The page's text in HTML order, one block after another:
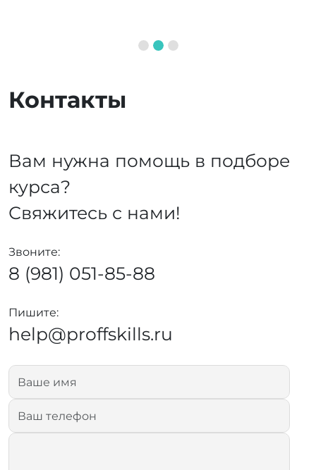
Контакты
Вам нужна помощь в подборе
курса?
Свяжитесь с нами!
Звоните:
8 (981) 051-85-88
Пишите:
help@proffskills.ru